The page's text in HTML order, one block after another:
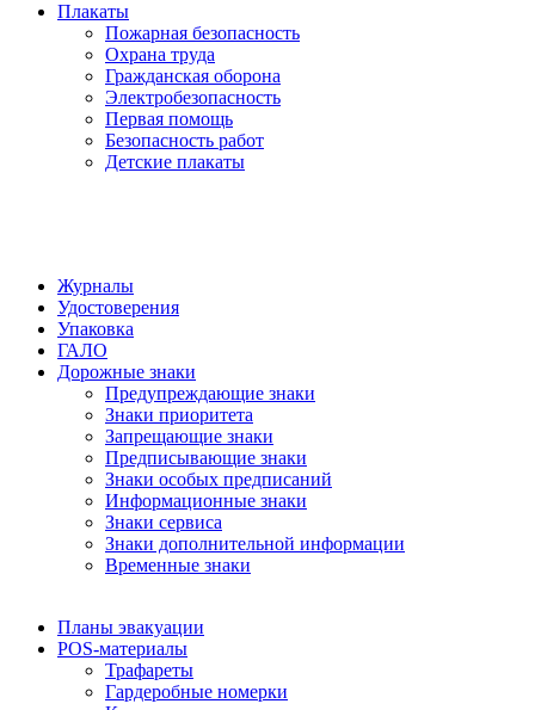
Плакаты
Пожарная безопасность
Охрана труда
Гражданская оборона
Электробезопасность
Первая помощь
Безопасность работ
Детские плакаты
Журналы
Удостоверения
Упаковка
ГАЛО
Дорожные знаки
Предупреждающие знаки
Знаки приоритета
Запрещающие знаки
Предписывающие знаки
Знаки особых предписаний
Информационные знаки
Знаки сервиса
Знаки дополнительной информации
Временные знаки
Планы эвакуации
POS-материалы
Трафареты
Гардеробные номерки